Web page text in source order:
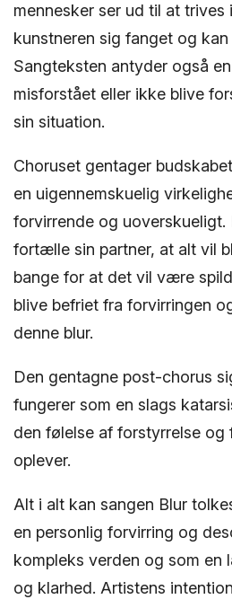
mennesker ser ud til at trives
kunstneren sig fanget og
Sangteksten antyder også
misforstået eller ikke blive
sin situation.
Choruset gentager
en uigennemskuelig
forvirrende og uoverskueligt.
fortælle sin partner, at alt vil
bange for at det vil være
blive befriet fra forvirringen
denne blur.
Den gentagne post-chorus
fungerer som en slags
den følelse af forstyrrelse og
oplever.
Alt i alt kan sangen Blur
en personlig forvirring og
kompleks verden og som en
og klarhed. Artistens